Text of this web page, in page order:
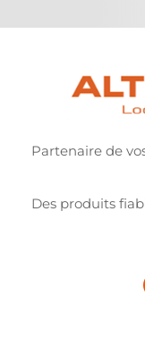
Partenaire de
Des produits